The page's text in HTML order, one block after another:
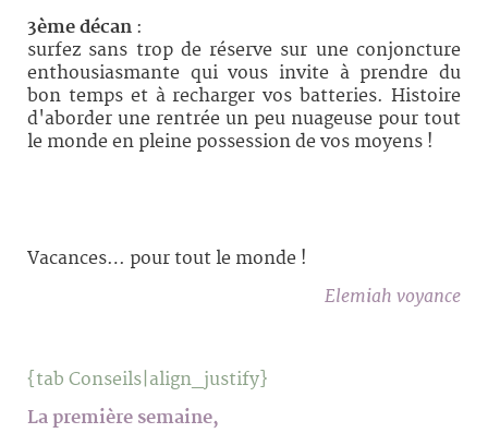
3ème décan :
surfez sans trop de réserve sur une conjoncture
enthousiasmante qui vous invite à prendre du
bon temps et à recharger vos batteries. Histoire
d'aborder une rentrée un peu nuageuse pour tout
le monde en pleine possession de vos moyens !
Vacances… pour tout le monde !
Elemiah voyance
{tab Conseils|align_justify}
La première semaine,